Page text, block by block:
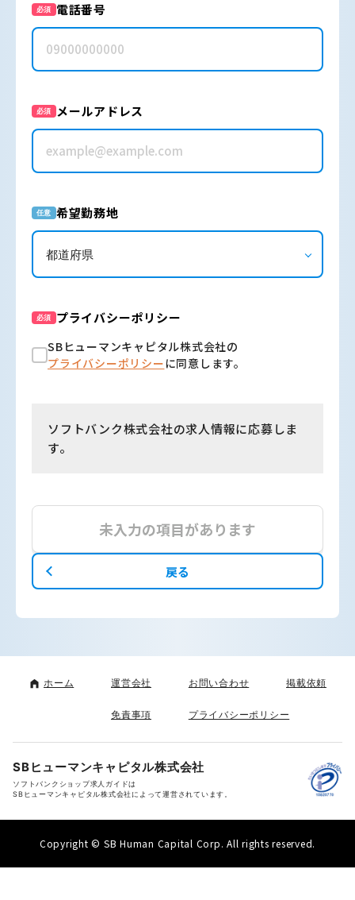
必須 電話番号
必須 メールアドレス
任意 希望勤務地
必須 プライバシーポリシー
SBヒューマンキャピタル株式会社の
プライバシーポリシーに同意します。
ソフトバンク株式会社の求人情報に応募しま
す。
未入力の項目があります
戻る
ホーム 運営会社 お問い合わせ 掲載依頼
免責事項 プライバシーポリシー
SBヒューマンキャピタル株式会社
ソフトバンクショップ求人ガイドは
SBヒューマンキャピタル株式会社によって運営されています。
Copyright © SB Human Capital Corp. All rights reserved.